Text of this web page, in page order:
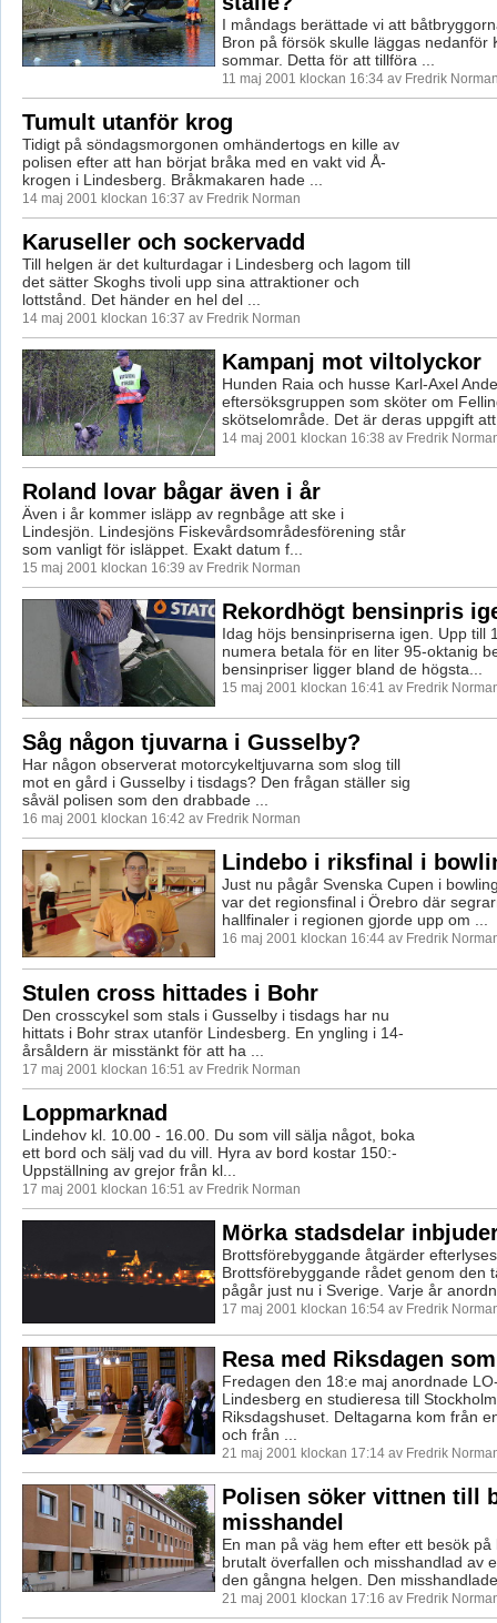
I måndags berättade vi att
Bron på försök skulle läggas nedanför
sommar. Detta för att tillföra ...
11 maj 2001 klockan 16:34 av Fredrik
Tumult utanför krog
Tidigt på söndagsmorgonen omhändertogs en kille av
polisen efter att han börjat bråka med en vakt vid Å-
krogen i Lindesberg. Bråkmakaren hade ...
14 maj 2001 klockan 16:37 av Fredrik Norman
Karuseller och sockervadd
Till helgen är det kulturdagar i Lindesberg och lagom till
det sätter Skoghs tivoli upp sina attraktioner och
lottstånd. Det händer en hel del ...
14 maj 2001 klockan 16:37 av Fredrik Norman
Kampanj mot viltolyckor
Hunden Raia och husse Karl-Axel
eftersöksgruppen som sköter om
skötselområde. Det är deras uppgift
14 maj 2001 klockan 16:38 av Fredrik
Roland lovar bågar även i år
Även i år kommer isläpp av regnbåge att ske i
Lindesjön. Lindesjöns Fiskevårdsområdesförening står
som vanligt för isläppet. Exakt datum f...
15 maj 2001 klockan 16:39 av Fredrik Norman
Rekordhögt bensinpris
Idag höjs bensinpriserna igen. Upp till
numera betala för en liter 95-oktanig
bensinpriser ligger bland de högsta...
15 maj 2001 klockan 16:41 av Fredrik
Såg någon tjuvarna i Gusselby?
Har någon observerat motorcykeltjuvarna som slog till
mot en gård i Gusselby i tisdags? Den frågan ställer sig
såväl polisen som den drabbade ...
16 maj 2001 klockan 16:42 av Fredrik Norman
Lindebo i riksfinal i
Just nu pågår Svenska Cupen i
var det regionsfinal i Örebro där
hallfinaler i regionen gjorde upp om ...
16 maj 2001 klockan 16:44 av Fredrik
Stulen cross hittades i Bohr
Den crosscykel som stals i Gusselby i tisdags har nu
hittats i Bohr strax utanför Lindesberg. En yngling i 14-
årsåldern är misstänkt för att ha ...
17 maj 2001 klockan 16:51 av Fredrik Norman
Loppmarknad
Lindehov kl. 10.00 - 16.00. Du som vill sälja något, boka
ett bord och sälj vad du vill. Hyra av bord kostar 150:-
Uppställning av grejor från kl...
17 maj 2001 klockan 16:51 av Fredrik Norman
Mörka stadsdelar
Brottsförebyggande åtgärder
Brottsförebyggande rådet genom den
pågår just nu i Sverige. Varje år
17 maj 2001 klockan 16:54 av Fredrik
Resa med Riksdagen
Fredagen den 18:e maj anordnade
Lindesberg en studieresa till
Riksdagshuset. Deltagarna kom från
och från ...
21 maj 2001 klockan 17:14 av Fredrik
Polisen söker vittnen till
misshandel
En man på väg hem efter ett besök på
brutalt överfallen och misshandlad av
den gångna helgen. Den
21 maj 2001 klockan 17:16 av Fredrik